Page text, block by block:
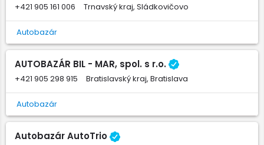
+421 905 161 006 Trnavský kraj, Sládkovičovo
Autobazár
AUTOBAZÁR BIL - MAR, spol. s r.o.
+421 905 298 915 Bratislavský kraj, Bratislava
Autobazár
Autobazár AutoTrio